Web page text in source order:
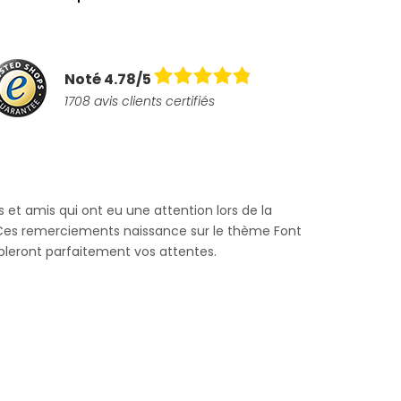
Noté 4.78/5
1708 avis clients certifiés
et amis qui ont eu une attention lors de la
remerciements naissance sur le thème Font
parfaitement vos attentes.